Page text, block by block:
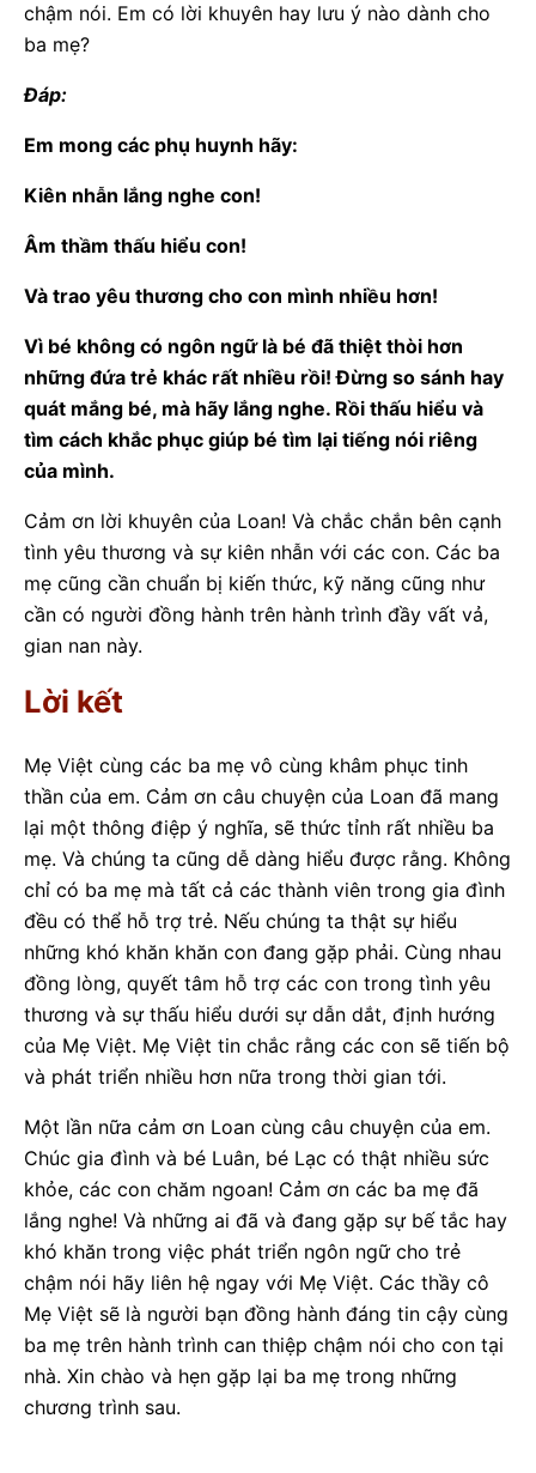
chậm nói. Em có lời khuyên hay lưu ý nào dành cho
ba mẹ?
Đáp:
Em mong các phụ huynh hãy:
Kiên nhẫn lắng nghe con!
Âm thầm thấu hiểu con!
Và trao yêu thương cho con mình nhiều hơn!
Vì bé không có ngôn ngữ là bé đã thiệt thòi hơn
những đứa trẻ khác rất nhiều rồi! Đừng so sánh hay
quát mắng bé, mà hãy lắng nghe. Rồi thấu hiểu và
tìm cách khắc phục giúp bé tìm lại tiếng nói riêng
của mình.
Cảm ơn lời khuyên của Loan! Và chắc chắn bên cạnh
tình yêu thương và sự kiên nhẫn với các con. Các ba
mẹ cũng cần chuẩn bị kiến thức, kỹ năng cũng như
cần có người đồng hành trên hành trình đầy vất vả,
gian nan này.
Lời kết
Mẹ Việt cùng các ba mẹ vô cùng khâm phục tinh
thần của em. Cảm ơn câu chuyện của Loan đã mang
lại một thông điệp ý nghĩa, sẽ thức tỉnh rất nhiều ba
mẹ. Và chúng ta cũng dễ dàng hiểu được rằng. Không
chỉ có ba mẹ mà tất cả các thành viên trong gia đình
đều có thể hỗ trợ trẻ. Nếu chúng ta thật sự hiểu
những khó khăn khăn con đang gặp phải. Cùng nhau
đồng lòng, quyết tâm hỗ trợ các con trong tình yêu
thương và sự thấu hiểu dưới sự dẫn dắt, định hướng
của Mẹ Việt. Mẹ Việt tin chắc rằng các con sẽ tiến bộ
và phát triển nhiều hơn nữa trong thời gian tới.
Một lần nữa cảm ơn Loan cùng câu chuyện của em.
Chúc gia đình và bé Luân, bé Lạc có thật nhiều sức
khỏe, các con chăm ngoan! Cảm ơn các ba mẹ đã
lắng nghe! Và những ai đã và đang gặp sự bế tắc hay
khó khăn trong việc phát triển ngôn ngữ cho trẻ
chậm nói hãy liên hệ ngay với Mẹ Việt. Các thầy cô
Mẹ Việt sẽ là người bạn đồng hành đáng tin cậy cùng
ba mẹ trên hành trình can thiệp chậm nói cho con tại
nhà. Xin chào và hẹn gặp lại ba mẹ trong những
chương trình sau.